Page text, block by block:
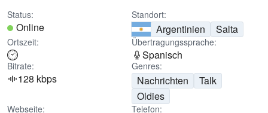
Status:
Online
Standort:
Argentinien Salta
Ortszeit: Übertragungssprache:
Spanisch
Bitrate:
128 kbps
Genres:
Nachrichten
Talk
Oldies
Webseite: Telefon: